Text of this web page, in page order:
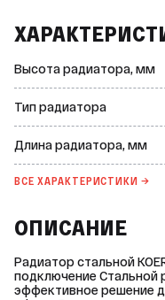
Высота радиатора, мм
Тип радиатора
Длина радиатора, мм
ВСЕ ХАРАКТЕРИСТИКИ →
ОПИСАНИЕ
Радиатор стальной
подключение Стальной радиатор KOER — это надёжное и
эффективное решение